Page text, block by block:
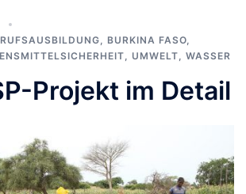
BURKINA FASO
UMWELT WASSER
Projekt im Detail